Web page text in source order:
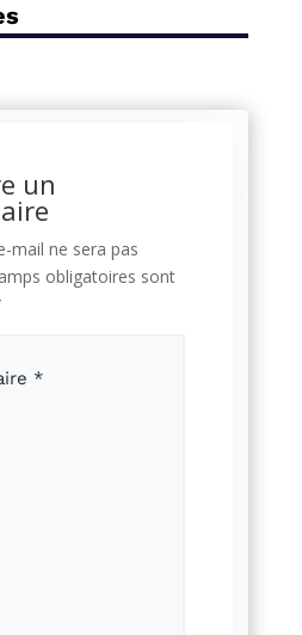
un
mail ne sera pas
obligatoires sont